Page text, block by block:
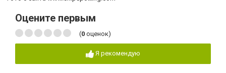
Оцените первым
(0 оценок)
Я рекомендую